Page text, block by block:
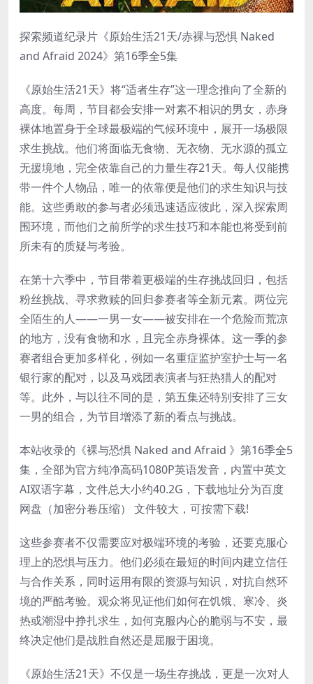
探索频道纪录片《原始生活21天/赤裸与恐惧 Naked
and Afraid 2024》第16季全5集
《原始生活21天》将“适者生存”这一理念推向了全新的
高度。每周，节目都会安排一对素不相识的男女，赤身
裸体地置身于全球最极端的气候环境中，展开一场极限
求生挑战。他们将面临无食物、无衣物、无水源的孤立
无援境地，完全依靠自己的力量生存21天。每人仅能携
带一件个人物品，唯一的依靠便是他们的求生知识与技
能。这些勇敢的参与者必须迅速适应彼此，深入探索周
围环境，而他们之前所学的求生技巧和本能也将受到前
所未有的质疑与考验。
在第十六季中，节目带着更极端的生存挑战回归，包括
粉丝挑战、寻求救赎的回归参赛者等全新元素。两位完
全陌生的人——一男一女——被安排在一个危险而荒凉
的地方，没有食物和水，且完全赤身裸体。这一季的参
赛者组合更加多样化，例如一名重症监护室护士与一名
银行家的配对，以及马戏团表演者与狂热猎人的配对
等。此外，与以往不同的是，第五集还特别安排了三女
一男的组合，为节目增添了新的看点与挑战。
本站收录的《裸与恐惧 Naked and Afraid 》第16季全5
集，全部为官方纯净高码1080P英语发音，内置中英文
AI双语字幕，文件总大小约40.2G，下载地址分为百度
网盘（加密分卷压缩） 文件较大，可按需下载!
这些参赛者不仅需要应对极端环境的考验，还要克服心
理上的恐惧与压力。他们必须在最短的时间内建立信任
与合作关系，同时运用有限的资源与知识，对抗自然环
境的严酷考验。观众将见证他们如何在饥饿、寒冷、炎
热或潮湿中挣扎求生，如何克服内心的脆弱与不安，最
终决定他们是战胜自然还是屈服于困境。
《原始生活21天》不仅是一场生存挑战，更是一次对人